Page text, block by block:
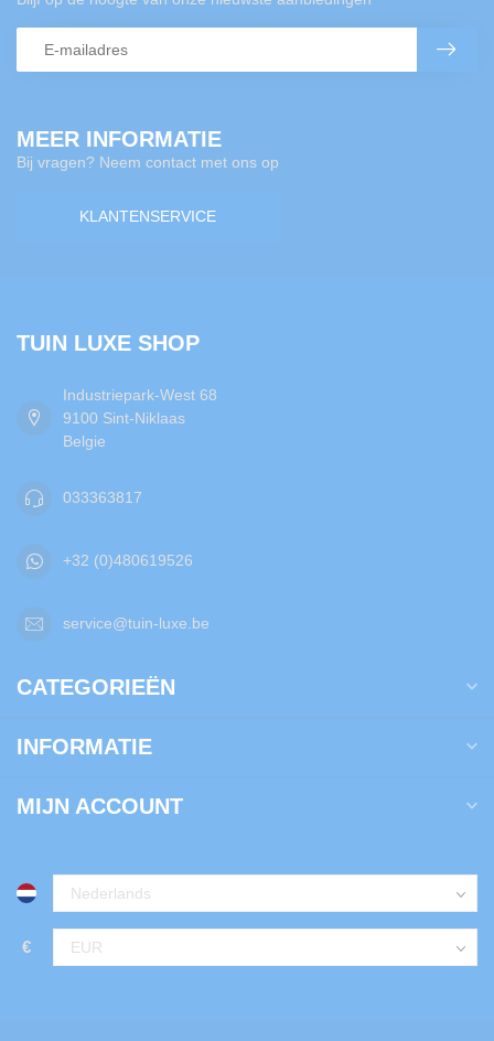
MEER INFORMATIE
Bij vragen? Neem contact met ons op
KLANTENSERVICE
TUIN LUXE SHOP
Industriepark-West 68
9100 Sint-Niklaas
Belgie
033363817
+32 (0)480619526
service@tuin-luxe.be
CATEGORIEËN
INFORMATIE
MIJN ACCOUNT
€